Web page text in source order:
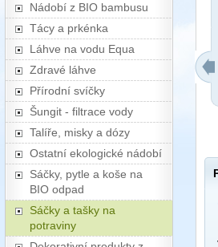
Nádobí z BIO bambusu
Tácy a prkénka
Láhve na vodu Equa
Zdravé láhve
Přírodní svíčky
Šungit - filtrace vody
Talíře, misky a dózy
Ostatní ekologické nádobí
Sáčky, pytle a koše na
BIO odpad
Sáčky a tašky na
potraviny